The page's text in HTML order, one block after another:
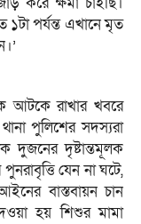
১টা পর্যন্ত এখানে মৃত
আটকে রাখার খবরে
পুলিশের সদস্যরা
দুজনের দৃষ্টান্তমূলক
যেন না ঘটে,
বাস্তবায়ন চান
হয় শিশুর মামা